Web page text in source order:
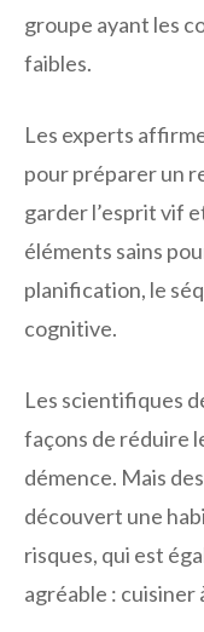
groupe ayant les
faibles.
Les experts
pour préparer un
garder l’esprit vif
éléments sains
planification, le
cognitive.
Les scientifiques
façons de réduire
démence. Mais
découvert une
risques, qui est
agréable : cuisiner